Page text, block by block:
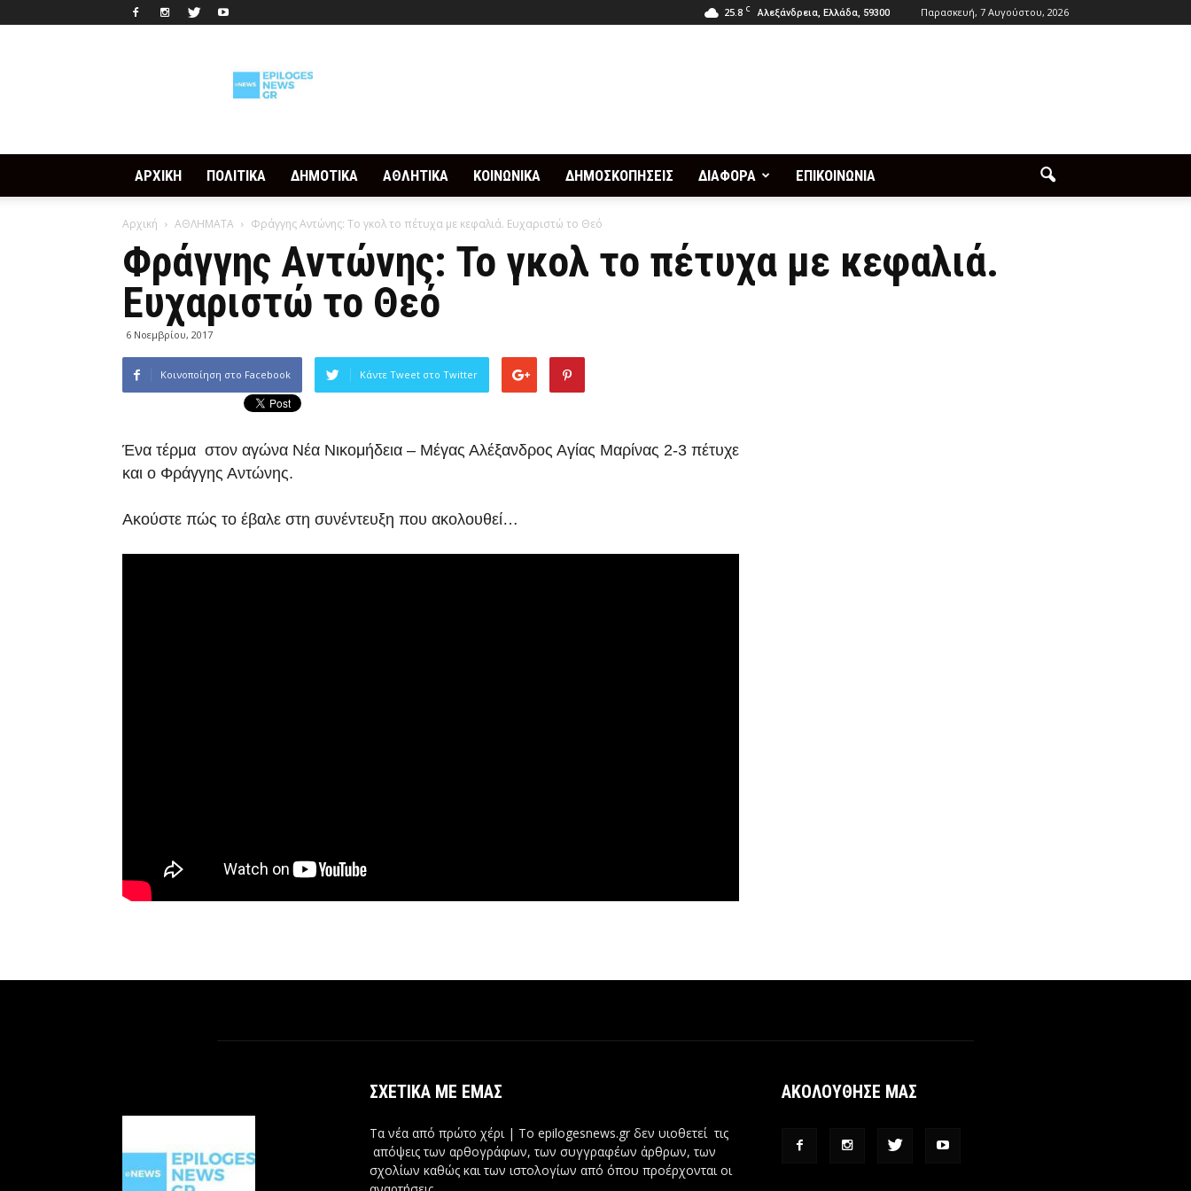
25.8 C Αλεξάνδρεια, Ελλάδα, 59300 Παρασκευή, 7 Αυγούστου, 2026
ΑΡΧΙΚΗ ΠΟΛΙΤΙΚΑ ΔΗΜΟΤΙΚΑ ΑΘΛΗΤΙΚΑ ΚΟΙΝΩΝΙΚΑ ΔΗΜΟΣΚΟΠΗΣΕΙΣ ΔΙΑΦΟΡΑ ΕΠΙΚΟΙΝΩΝΙΑ
Αρχική ΑΘΛΗΜΑΤΑ Φράγγης Αντώνης: Το γκολ το πέτυχα με κεφαλιά. Ευχαριστώ το Θεό
Φράγγης Αντώνης: Το γκολ το πέτυχα με κεφαλιά.
Ευχαριστώ το Θεό
6 Νοεμβρίου, 2017
Κοινοποίηση στο Facebook Κάντε Tweet στο Twitter
Ένα τέρμα στον αγώνα Νέα Νικομήδεια – Μέγας Αλέξανδρος Αγίας Μαρίνας 2-3 πέτυχε
και ο Φράγγης Αντώνης.
Ακούστε πώς το έβαλε στη συνέντευξη που ακολουθεί…
ΣΧΕΤΙΚΆ ΜΕ ΕΜΆΣ
Τα νέα από πρώτο χέρι | Tο epilogesnews.gr δεν υιοθετεί τις
απόψεις των αρθογράφων, των συγγραφέων άρθρων, των
σχολίων καθώς και των ιστολογίων από όπου προέρχονται οι
ΑΚΟΛΟΥΘΗΣΕ ΜΑΣ